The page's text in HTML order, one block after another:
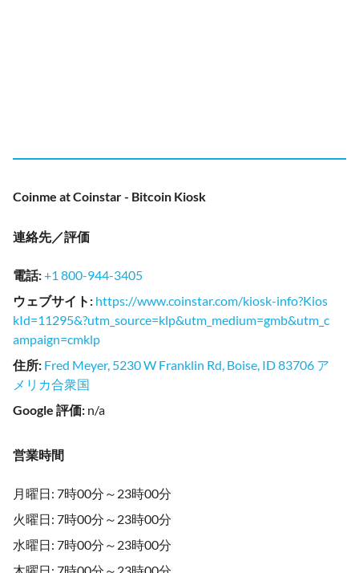
Coinme at Coinstar - Bitcoin Kiosk
連絡先／評価
電話:+1 800-944-3405
ウェブサイト : https://www.coinstar.com/kiosk-info?Kios
kId=11295&?utm_source=klp&utm_medium=gmb&utm_c
ampaign=cmklp
住所: Fred Meyer, 5230 W Franklin Rd, Boise, ID 83706 ア
メリカ合衆国
Google 評価: n/a
営業時間
月曜日: 7時00分～23時00分
火曜日: 7時00分～23時00分
水曜日: 7時00分～23時00分